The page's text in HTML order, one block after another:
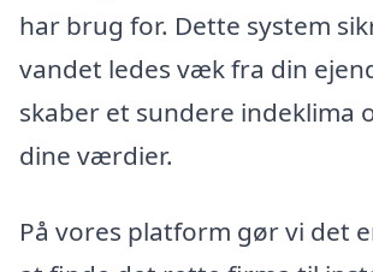
har brug for. Dette system
vandet ledes væk fra din
skaber et sundere indeklima
dine værdier.
På vores platform gør vi det